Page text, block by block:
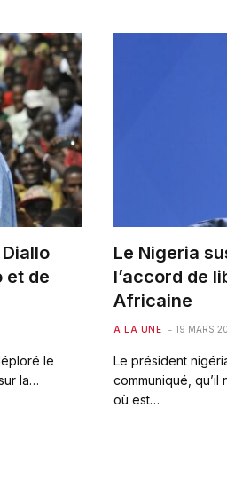
et de
le
la…
Le Nigeria
l’accord de
Africaine
A LA UNE 19 MARS
Le président
communiqué, qu’il
où est…